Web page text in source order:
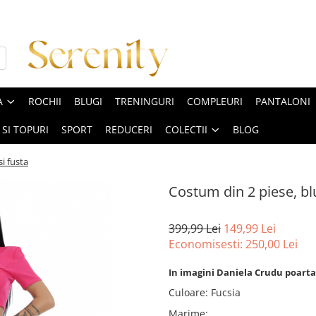
ROCHII BLUGI TRENINGURI COMPLEURI PANTALONI
TOPURI SPORT REDUCERI COLECTII BLOG
fusta
Costum din 2 piese,
399,99 Lei 149,99 Lei
Economisesti: 250,00 Lei
In imagini Daniela Crudu
Culoare: Fucsia